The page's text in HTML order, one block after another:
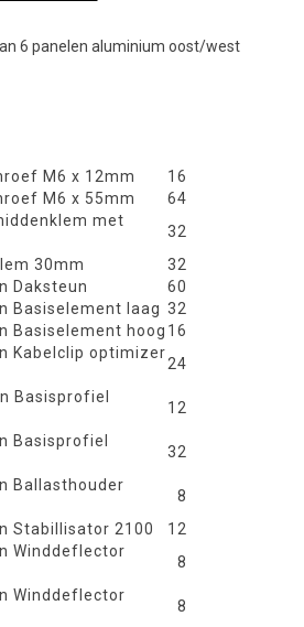
6 panelen aluminium oost/west
M6 x 12mm
16
M6 x 55mm
64
met
32
30mm
32
Daksteun
60
Basiselement laag 32
Basiselement hoog 16
Kabelclip optimizer
24
Basisprofiel
12
Basisprofiel
32
Ballasthouder
8
Stabillisator 2100
12
Winddeflector
8
Winddeflector
8